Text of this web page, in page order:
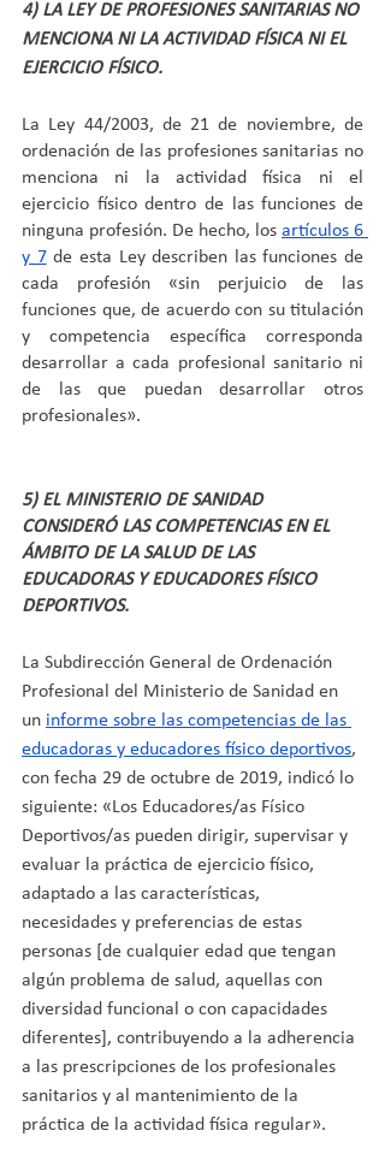
4) LA LEY DE PROFESIONES SANITARIAS NO
MENCIONA NI LA ACTIVIDAD FÍSICA NI EL
EJERCICIO FÍSICO.
La Ley 44/2003, de 21 de noviembre, de
ordenación de las profesiones sanitarias no
menciona ni la actividad física ni el
ejercicio físico dentro de las funciones de
ninguna profesión. De hecho, los artículos 6
y 7 de esta Ley describen las funciones de
cada profesión «sin perjuicio de las
funciones que, de acuerdo con su titulación
y competencia específica corresponda
desarrollar a cada profesional sanitario ni
de las que puedan desarrollar otros
profesionales».
5) EL MINISTERIO DE SANIDAD
CONSIDERÓ LAS COMPETENCIAS EN EL
ÁMBITO DE LA SALUD DE LAS
EDUCADORAS Y EDUCADORES FÍSICO
DEPORTIVOS.
La Subdirección General de Ordenación
Profesional del Ministerio de Sanidad en
un informe sobre las competencias de las
educadoras y educadores físico deportivos,
con fecha 29 de octubre de 2019, indicó lo
siguiente: «Los Educadores/as Físico
Deportivos/as pueden dirigir, supervisar y
evaluar la práctica de ejercicio físico,
adaptado a las características,
necesidades y preferencias de estas
personas [de cualquier edad que tengan
algún problema de salud, aquellas con
diversidad funcional o con capacidades
diferentes], contribuyendo a la adherencia
a las prescripciones de los profesionales
sanitarios y al mantenimiento de la
práctica de la actividad física regular».